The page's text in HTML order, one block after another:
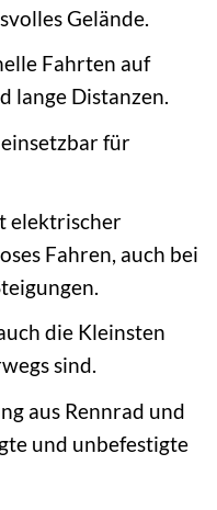
Gelände.
Fahrten auf
lange Distanzen.
für
elektrischer
Fahren, auch bei
die Kleinsten
sind.
aus Rennrad und
und unbefestigte